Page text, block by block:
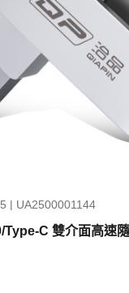
| UA2500001144
C 雙介面高速